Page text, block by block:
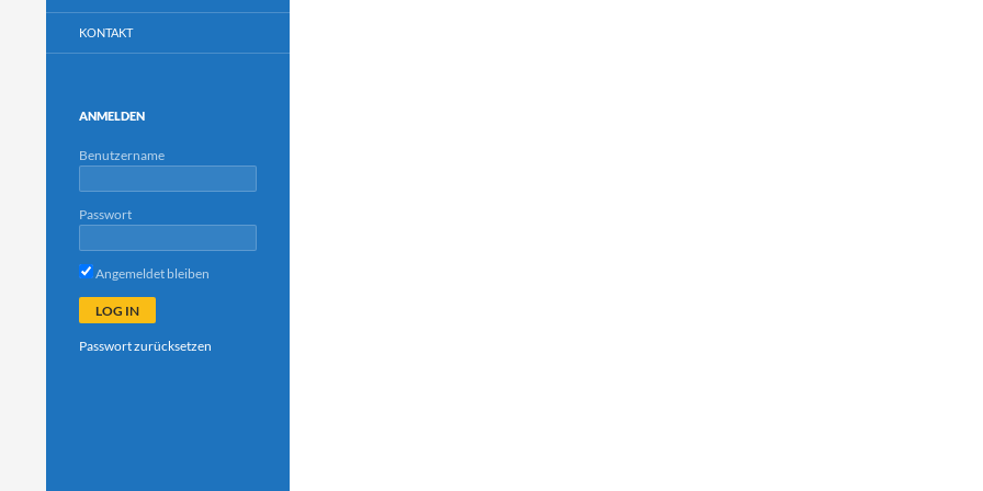
KONTAKT
ANMELDEN
Benutzername
Passwort
Angemeldet bleiben
Passwort zurücksetzen